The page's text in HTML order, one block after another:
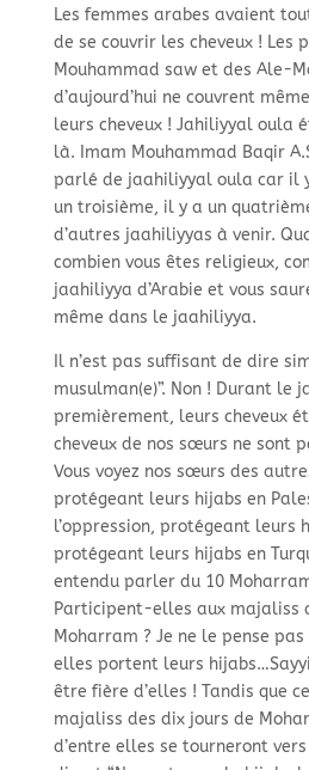
Les femmes arabes avaient
de se couvrir les cheveux ! Les
Mouhammad saw et des Ale-
d’aujourd’hui ne couvrent
leurs cheveux ! Jahiliyyal oula
là. Imam Mouhammad Baqir
parlé de jaahiliyyal oula car il
un troisième, il y a un
d’autres jaahiliyyas à venir.
combien vous êtes religieux,
jaahiliyya d’Arabie et vous
même dans le jaahiliyya.
Il n’est pas suffisant de dire
musulman(e)”. Non ! Durant le
premièrement, leurs cheveux
cheveux de nos sœurs ne sont
Vous voyez nos sœurs des
protégeant leurs hijabs en
l’oppression, protégeant leurs
protégeant leurs hijabs en
entendu parler du 10
Participent-elles aux majaliss
Moharram ? Je ne le pense
elles portent leurs
être fière d’elles ! Tandis que
majaliss des dix jours de
d’entre elles se tourneront